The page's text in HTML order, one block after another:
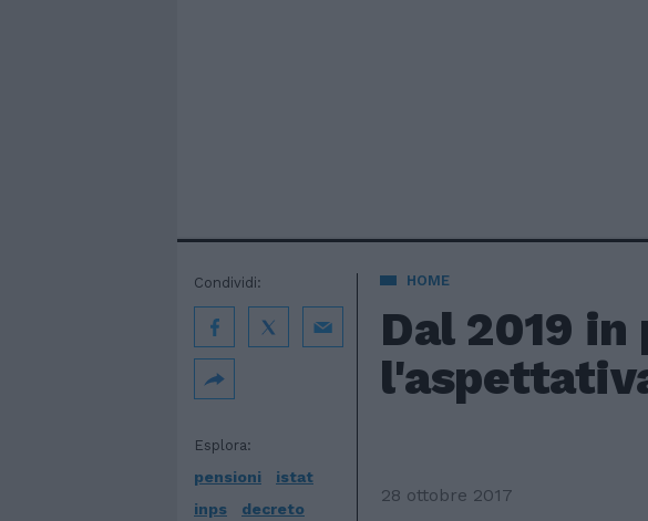
HOME
Dal 2019 in
Esplora:
pensioni
istat
inps
decreto
Condividi:
28 ottobre 2017